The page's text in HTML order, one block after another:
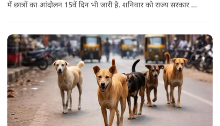
में छात्रों का आंदोलन 15वें दिन भी जारी है. शनिवार को राज्य सरकार और